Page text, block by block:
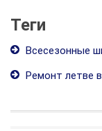
Теги
Всесезонные
Ремонт летве